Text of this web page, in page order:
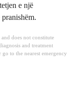
e një
does not constitute
and treatment
to the nearest emergency